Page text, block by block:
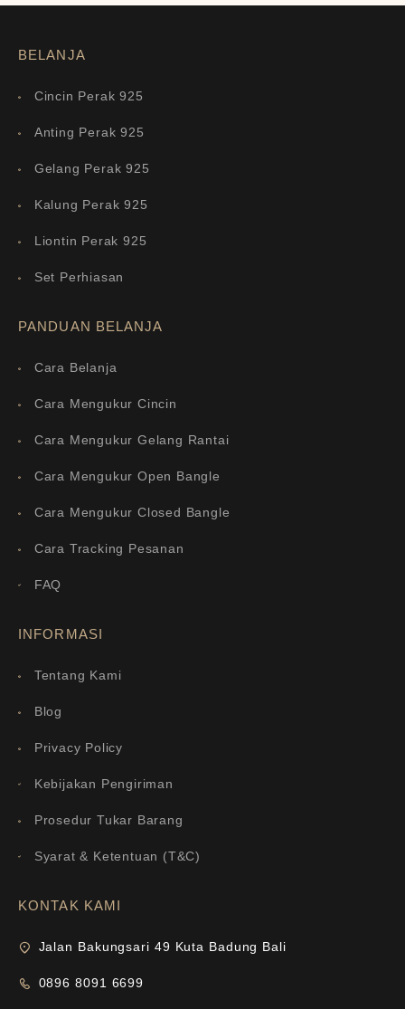
BELANJA
Cincin Perak 925
Anting Perak 925
Gelang Perak 925
Kalung Perak 925
Liontin Perak 925
Set Perhiasan
PANDUAN BELANJA
Cara Belanja
Cara Mengukur Cincin
Cara Mengukur Gelang Rantai
Cara Mengukur Open Bangle
Cara Mengukur Closed Bangle
Cara Tracking Pesanan
FAQ
INFORMASI
Tentang Kami
Blog
Privacy Policy
Kebijakan Pengiriman
Prosedur Tukar Barang
Syarat & Ketentuan (T&C)
KONTAK KAMI
Jalan Bakungsari 49 Kuta Badung Bali
0896 8091 6699